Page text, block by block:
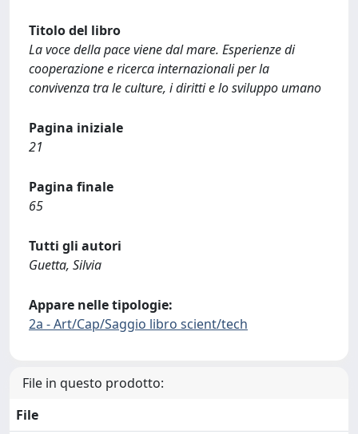
Titolo del libro
La voce della pace viene dal mare. Esperienze di
cooperazione e ricerca internazionali per la
convivenza tra le culture, i diritti e lo sviluppo umano
Pagina iniziale
21
Pagina finale
65
Tutti gli autori
Guetta, Silvia
Appare nelle tipologie:
2a - Art/Cap/Saggio libro scient/tech
File in questo prodotto:
File